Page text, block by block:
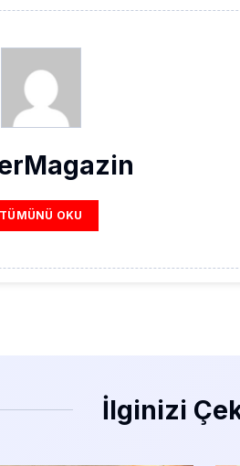
TÜMÜNÜ OKU
İlginizi